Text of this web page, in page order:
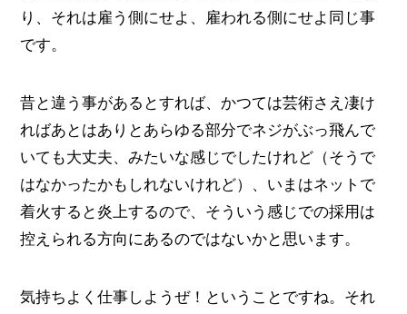
り、それは雇う側にせよ、雇われる側にせよ同じ事
です。
昔と違う事があるとすれば、かつては芸術さえ凄け
ればあとはありとあらゆる部分でネジがぶっ飛んで
いても大丈夫、みたいな感じでしたけれど（そうで
はなかったかもしれないけれど）、いまはネットで
着火すると炎上するので、そういう感じでの採用は
控えられる方向にあるのではないかと思います。
気持ちよく仕事しようぜ！ということですね。それ